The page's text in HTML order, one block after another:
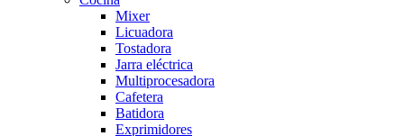
Mixer
Licuadora
Tostadora
Jarra eléctrica
Multiprocesadora
Cafetera
Batidora
Exprimidores